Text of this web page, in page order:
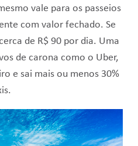
vale para os passeios
com valor fechado. Se
de R$ 90 por dia. Uma
de carona como o Uber,
e sai mais ou menos 30%